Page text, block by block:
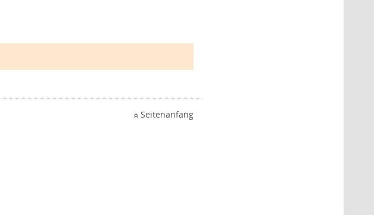
Seitenanfang